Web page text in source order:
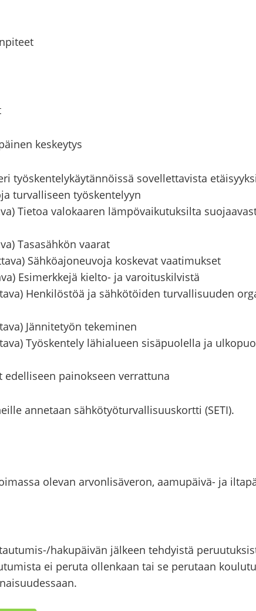
kes­key­tys
työs­ken­te­ly­käy­tän­nöis­sä so­vel­let­ta­vis­ta
tur­val­li­seen työs­ken­te­lyyn
Tie­toa va­lo­kaa­ren läm­pö­vai­ku­tuk­sil­ta
Ta­sa­säh­kön vaa­rat
Säh­kö­ajo­neu­vo­ja kos­ke­vat vaa­ti­muk­set
Esi­merk­ke­jä kielto-​ ja va­roi­tus­kil­vis­tä
Hen­ki­lös­töä ja säh­kö­töi­den tur­val­li­suu­den
Jän­ni­te­työn te­ke­mi­nen
Työs­ken­te­ly lä­hia­lu­een si­sä­puo­lel­la ja
edel­li­seen pai­nok­seen ver­rat­tu­na
an­ne­taan säh­kö­työ­tur­val­li­suus­kort­ti (SETI).
ole­van ar­von­li­sä­ve­ron, aamupäivä-​ ja
​/ha­ku­päi­vän jäl­keen teh­dyis­tä
ei pe­ru­ta ol­len­kaan tai se pe­ru­taan